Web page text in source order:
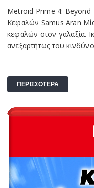
Metroid Prime 4: Beyond
Κεφαλών Samus Aran
κεφαλών στον γαλαξία.
ανεξαρτήτως του
ΠΕΡΙΣΣΟΤΕΡΑ